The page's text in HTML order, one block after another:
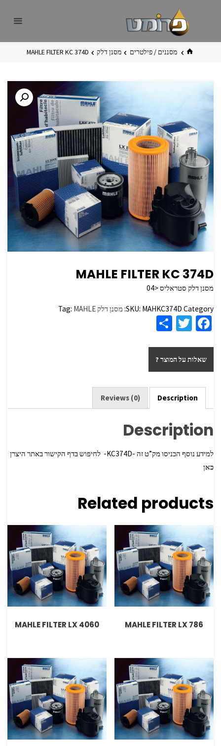
בית מסננים / פילטרים מסנן דלק MAHLE FILTER KC 374D
MAHLE FILTER KC 374D
מסנן דלק סטראליס <04
SKU: MAHKC374D Category: מסנן דלק Tag: MAHLE
Fa
b
o
o
k
T
tt
er
ar
e
שאלות על המוצר ?
Description
Reviews (0)
Description
למידע נוסף הכניסו מק”ט זה -KC374D- לחיפוש בדף הקישור באתר היצרן
כאן
Related products
MAHLE FILTER LX 786
MAHLE FILTER LX 4060